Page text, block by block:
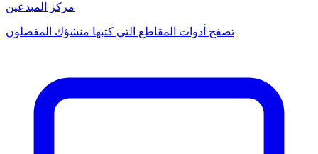
مركز المبدعين
تصفح أدوات المقاطع التي كتبها منشؤك المفضلون